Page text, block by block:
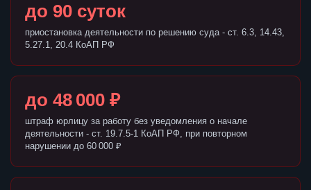
до 90 суток
приостановка деятельности по решению суда - ст. 6.3, 14.43,
5.27.1, 20.4 КоАП РФ
до 48 000 ₽
штраф юрлицу за работу без уведомления о начале
деятельности - ст. 19.7.5-1 КоАП РФ, при повторном
нарушении до 60 000 ₽